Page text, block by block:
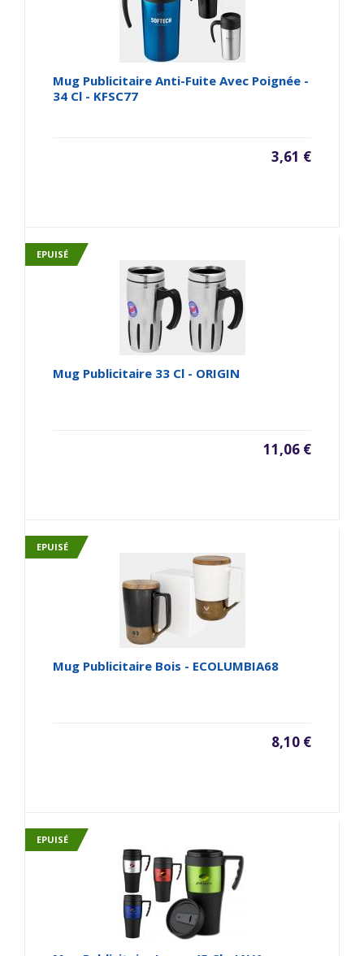
Mug Publicitaire Anti-Fuite Avec Poignée -
34 Cl - KFSC77
3,61 €
EPUISÉ
Mug Publicitaire 33 Cl - ORIGIN
11,06 €
EPUISÉ
Mug Publicitaire Bois - ECOLUMBIA68
8,10 €
EPUISÉ